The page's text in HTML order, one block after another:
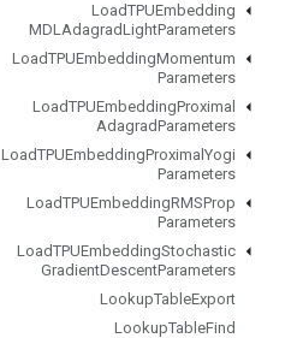
LoadTPUEmbedding
MDLAdagradLightParameters
LoadTPUEmbeddingMomentum
Parameters
LoadTPUEmbeddingProximal
AdagradParameters
LoadTPUEmbeddingProximal Yogi
Parameters
LoadTPUEmbeddingRMSProp
Parameters
LoadTPUEmbeddingStochastic
GradientDescentParameters
LookupTableExport
LookupTableFind